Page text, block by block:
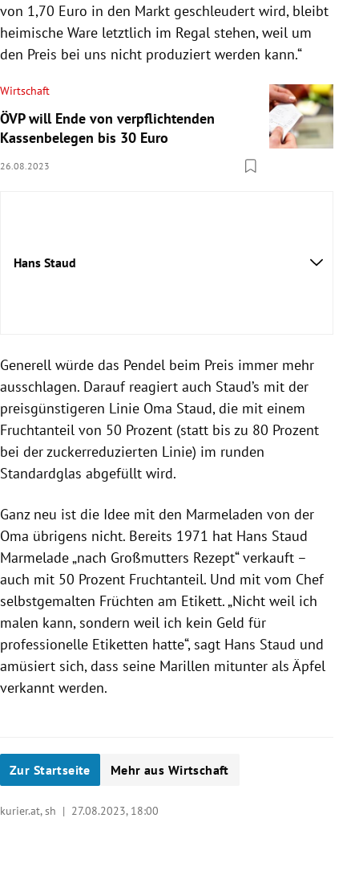
von 1,70 Euro in den Markt geschleudert wird, bleibt
heimische Ware letztlich im Regal stehen, weil um
den Preis bei uns nicht produziert werden kann.“
Wirtschaft
ÖVP will Ende von verpflichtenden
Kassenbelegen bis 30 Euro
26.08.2023
Hans Staud
Generell würde das Pendel beim Preis immer mehr
ausschlagen. Darauf reagiert auch Staud’s mit der
preisgünstigeren Linie Oma Staud, die mit einem
Fruchtanteil von 50 Prozent (statt bis zu 80 Prozent
bei der zuckerreduzierten Linie) im runden
Standardglas abgefüllt wird.
Ganz neu ist die Idee mit den Marmeladen von der
Oma übrigens nicht. Bereits 1971 hat Hans Staud
Marmelade „nach Großmutters Rezept“ verkauft –
auch mit 50 Prozent Fruchtanteil. Und mit vom Chef
selbstgemalten Früchten am Etikett. „Nicht weil ich
malen kann, sondern weil ich kein Geld für
professionelle Etiketten hatte“, sagt Hans Staud und
amüsiert sich, dass seine Marillen mitunter als Äpfel
verkannt werden.
Zur Startseite Mehr aus Wirtschaft
kurier.at, sh | 27.08.2023, 18:00